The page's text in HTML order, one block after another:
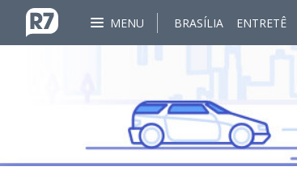
MENU BRASÍLIA ENTRETÊ